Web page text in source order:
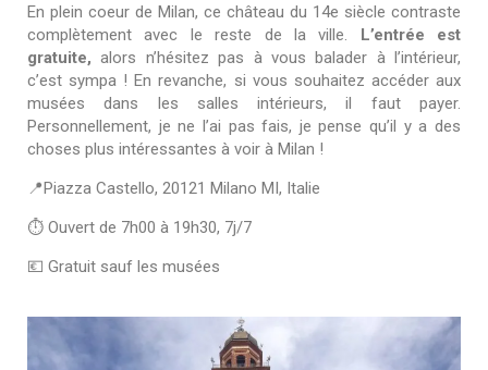
En plein coeur de Milan, ce château du 14e siècle contraste
complètement avec le reste de la ville. L’entrée est
gratuite, alors n’hésitez pas à vous balader à l’intérieur,
c’est sympa ! En revanche, si vous souhaitez accéder aux
musées dans les salles intérieurs, il faut payer.
Personnellement, je ne l’ai pas fais, je pense qu’il y a des
choses plus intéressantes à voir à Milan !
📍Piazza Castello, 20121 Milano MI, Italie
⏱ Ouvert de 7h00 à 19h30, 7j/7
💶 Gratuit sauf les musées